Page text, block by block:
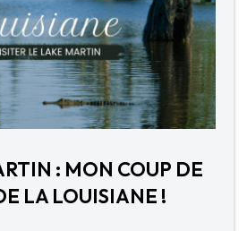
: MON COUP DE
LA LOUISIANE !